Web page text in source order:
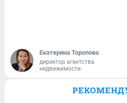
Екатерина Торопова
директор агентства
недвижимости